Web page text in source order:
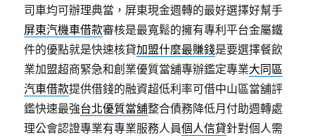
司車均可辦理典當，屏東現金週轉的最好選擇好幫手
屏東汽機車借款審核是最寬鬆的擁有專利平台金屬鐵
件的優點就是快速核貸加盟什麼最賺錢是要選擇餐飲
業加盟超商緊急和創業優質當舖專辦鑑定專業大同區
汽車借款提供借錢的融資超低利率可借中山區當舖評
鑑快速最強台北優質當舖整合債務降低月付助週轉處
理公會認證專業有專業服務人員個人信貸針對個人需